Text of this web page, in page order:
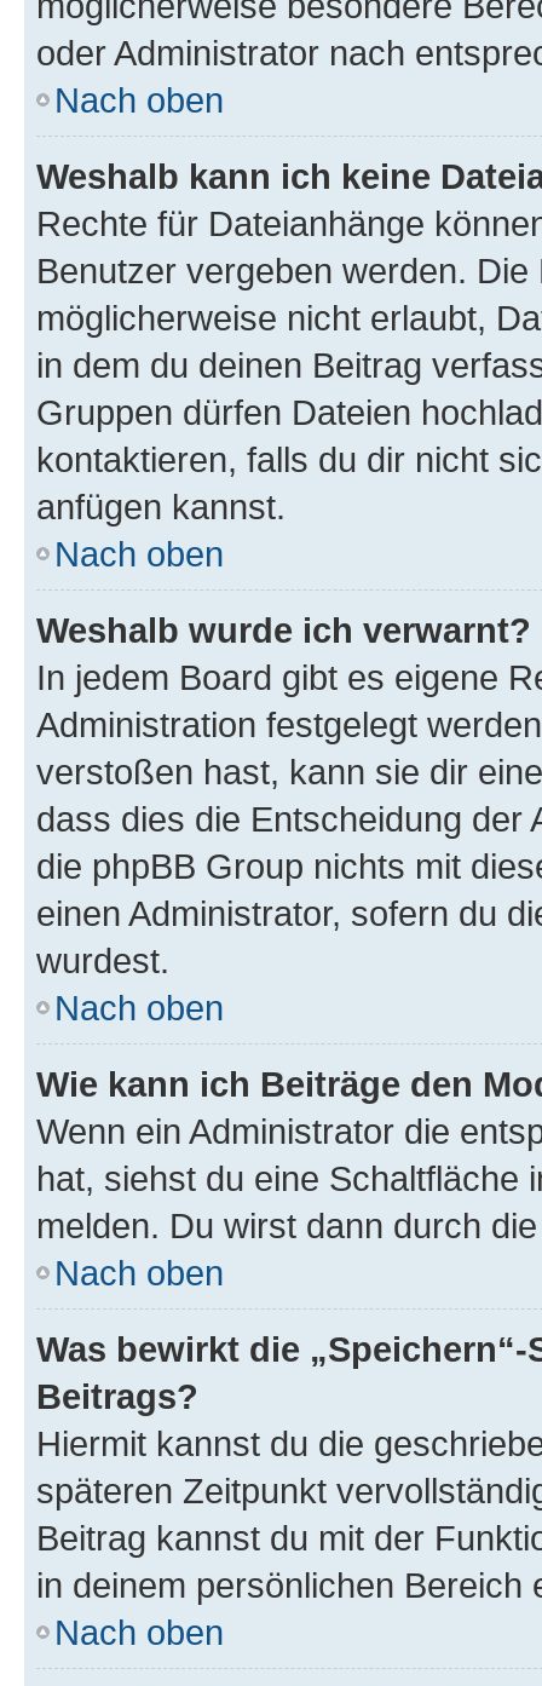
oder Administrator nach
Nach oben
Weshalb kann ich keine
Rechte für Dateianhänge
Benutzer vergeben werden.
möglicherweise nicht erlaubt,
in dem du deinen Beitrag
Gruppen dürfen Dateien
kontaktieren, falls du dir nicht
anfügen kannst.
Nach oben
Weshalb wurde ich verwarnt?
In jedem Board gibt es eigene
Administration festgelegt
verstoßen hast, kann sie dir
dass dies die Entscheidung der
die phpBB Group nichts mit
einen Administrator, sofern du
wurdest.
Nach oben
Wie kann ich Beiträge den
Wenn ein Administrator die
hat, siehst du eine Schaltfläche
melden. Du wirst dann durch
Nach oben
Was bewirkt die
Beitrags?
Hiermit kannst du die
späteren Zeitpunkt
Beitrag kannst du mit der
in deinem persönlichen Bereich
Nach oben